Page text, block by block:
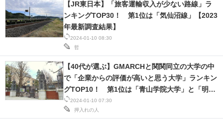
2024-01-10 08:30
哲
【JR東日本】「旅客運輸収入が少ない路線」ラ
ンキングTOP30！ 第1位は「気仙沼線」【2023
年最新調査結果】
2024-01-10 07:30
押入れの人
【40代が選ぶ】GMARCHと関関同立の大学の中
で「企業からの評価が高いと思う大学」ランキン
グTOP10！ 第1位は「青山学院大学」と「明治
大学」【2023年最新調査結果】